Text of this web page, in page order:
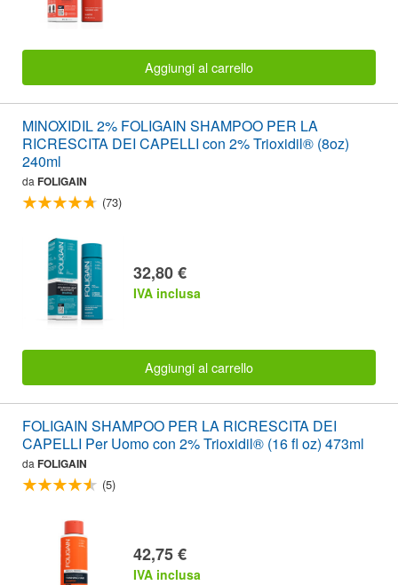
Aggiungi al carrello
MINOXIDIL 2% FOLIGAIN SHAMPOO PER LA
RICRESCITA DEI CAPELLI con 2% Trioxidil® (8oz)
240ml
da FOLIGAIN
(73)
32,80 €
IVA inclusa
Aggiungi al carrello
FOLIGAIN SHAMPOO PER LA RICRESCITA DEI
CAPELLI Per Uomo con 2% Trioxidil® (16 fl oz) 473ml
da FOLIGAIN
(5)
42,75 €
IVA inclusa